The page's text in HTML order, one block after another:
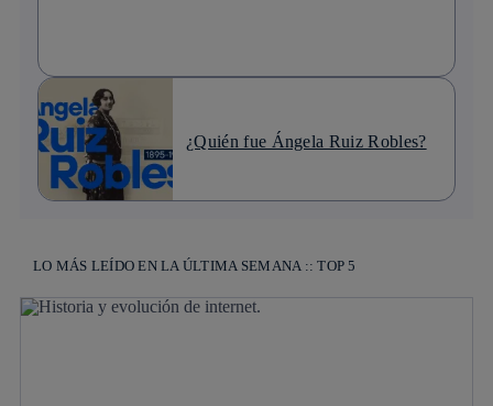
¿Quién fue Ángela Ruiz Robles?
LO MÁS LEÍDO EN LA ÚLTIMA SEMANA :: TOP 5